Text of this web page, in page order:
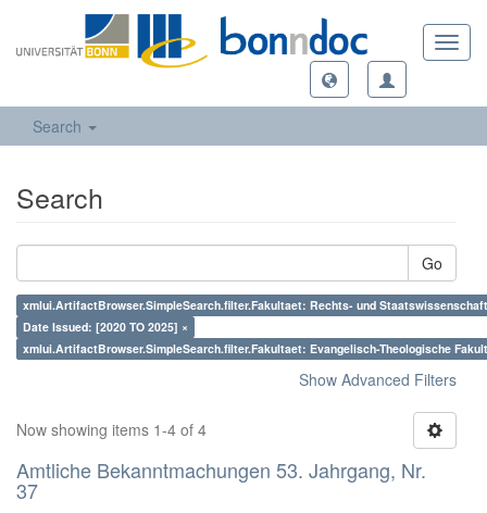
Search
Search
Go
xmlui.ArtifactBrowser.SimpleSearch.filter.Fakultaet: Rechts- und
Date Issued: [2020 TO 2025] ×
xmlui.ArtifactBrowser.SimpleSearch.filter.Fakultaet: Evangelisch-Theologische
Show Advanced Filters
Now showing items 1-4 of 4
Amtliche Bekanntmachungen 53. Jahrgang, Nr.
37